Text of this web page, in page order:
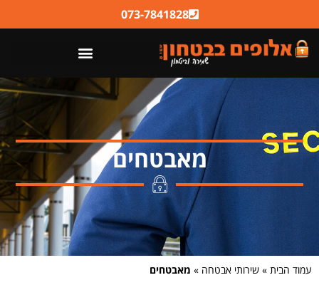
073-7841828
מאבטחים
עמוד הבית » שירותי אבטחה » מאבטחים